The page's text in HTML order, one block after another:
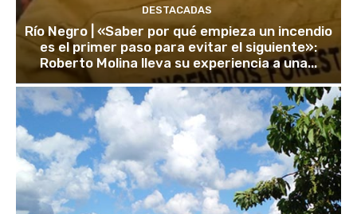
DESTACADAS
Río Negro | «Saber por qué empieza un incendio
es el primer paso para evitar el siguiente»:
Roberto Molina lleva su experiencia a una...